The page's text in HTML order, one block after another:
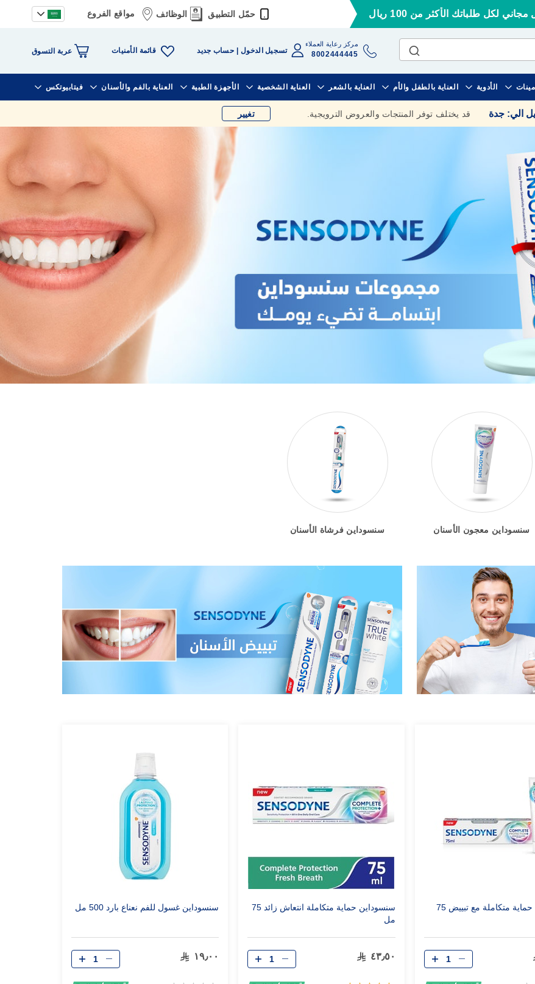
لكل طلباتك الأكثر من 100 ريال حمّل التطبيق الوظائف مواقع الفروع
مركز رعاية العملاء
8002444445 تسجيل الدخول حساب جديد قائمة الأمنيات عربة التسوق
الأدوية العناية بالطفل والأم العناية بالشعر العناية الشخصية الأجهزة الطبية العناية بالفم والأسنان فيتابيوتكس
الي: جدة قد يختلف توفر المنتجات والعروض الترويجية. تغيير
سنسوداين معجون الأسنان سنسوداين فرشاة الأسنان
سنسوداين حماية متكاملة مع تبييض 75
سنسوداين حماية متكاملة انتعاش زائد 75
مل
٤٣٫٥٠
سنسوداين غسول للفم نعناع بارد 500 مل
١٩٫٠٠